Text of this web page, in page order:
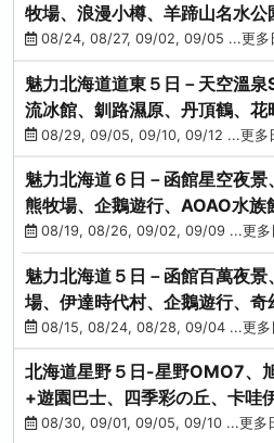
牧場、浪漫小樽、羊蹄山名水
會、螃蟹懷石料理
08/24, 08/27, 09/02, 09/05 ...更多
魅力北海道道東５日－天空溫
流冰館、釧路濕原、丹頂鶴、花
到飽08/29, 09/05, 09/10, 09/12 ...更多
魅力北海道６日－函館星空夜景
熊牧場、企鵝遊行、AOAO水族
蟹吃到飽
08/19, 08/26, 09/02, 09/09 ...更多
魅力北海道５日－函館百萬夜
場、伊達時代村、企鵝遊行、奇
人氣NO1小丑漢堡
08/15, 08/24, 08/28, 09/04 ...更多
北海道星野５日-星野OMO7、
+遊園巴士、四季彩の丘、卡哇
池、螃蟹吃到飽
08/30, 09/01, 09/05, 09/10 ...更多